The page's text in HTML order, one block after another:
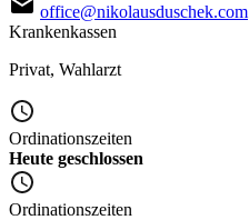
office@nikolausduschek.com
Krankenkassen
Privat, Wahlarzt
Ordinationszeiten
Heute geschlossen
Ordinationszeiten